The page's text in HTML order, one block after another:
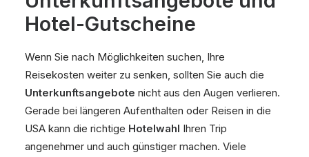
Hotel-Gutscheine
Wenn Sie nach Möglichkeiten suchen, Ihre
Reisekosten weiter zu senken, sollten Sie auch die
Unterkunftsangebote nicht aus den Augen verlieren.
Gerade bei längeren Aufenthalten oder Reisen in die
USA kann die richtige Hotelwahl Ihren Trip
angenehmer und auch günstiger machen. Viele